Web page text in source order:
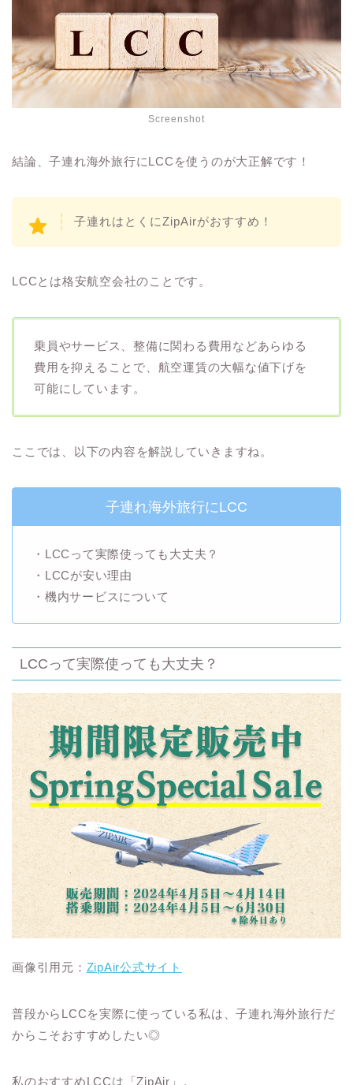
Screenshot
結論、子連れ海外旅行にLCCを使うのが大正解です！
子連れはとくにZipAirがおすすめ！
LCCとは格安航空会社のことです。
乗員やサービス、整備に関わる費用などあらゆる
費用を抑えることで、航空運賃の大幅な値下げを
可能にしています。
ここでは、以下の内容を解説していきますね。
子連れ海外旅行にLCC
・LCCって実際使っても大丈夫？
・LCCが安い理由
・機内サービスについて
LCCって実際使っても大丈夫？
画像引用元： ZipAir公式サイト
普段からLCCを実際に使っている私は、子連れ海外旅行だ
からこそおすすめしたい◎
私のおすすめLCCは「ZipAir」。